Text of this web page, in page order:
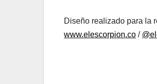
Diseño realizado para la
www.elescorpion.co /